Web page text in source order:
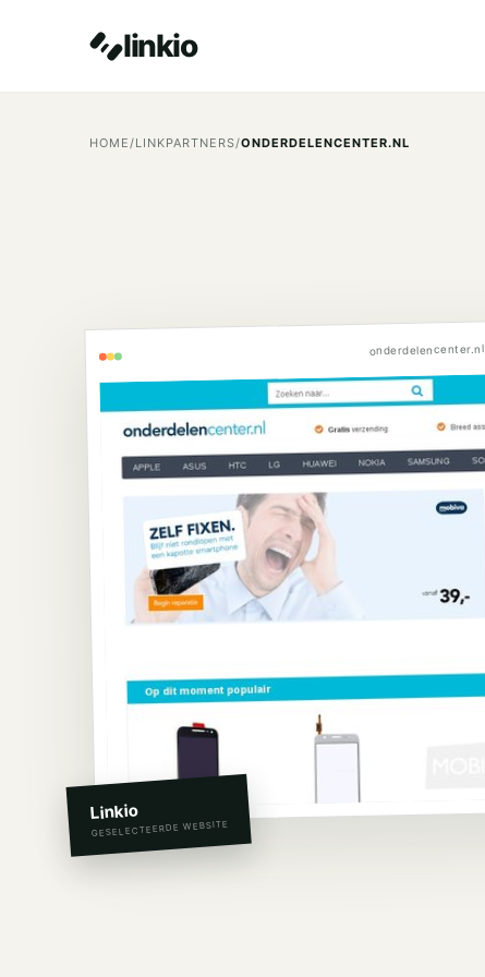
linkio
HOME/LINKPARTNERS/ONDERDELENCENTER.NL
onderdelencenter.nl
Linkio
GESELECTEERDE WEBSITE